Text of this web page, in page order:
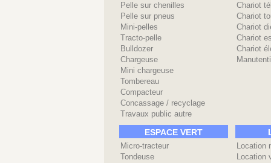
Pelle sur chenilles
Pelle sur pneus
Mini-pelles
Tracto-pelle
Bulldozer
Chargeuse
Mini chargeuse
Tombereau
Compacteur
Concassage / recyclage
Travaux public autre
Chariot
Chariot
Chariot
Chariot
Chariot
ESPACE VERT
Micro-tracteur
Tondeuse
Location
Location